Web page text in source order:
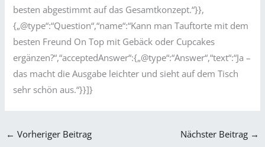
besten abgestimmt auf das Gesamtkonzept.“}},
{„@type“:“Question“,“name“:“Kann man Tauftorte mit dem
besten Freund On Top mit Gebäck oder Cupcakes
ergänzen?“,“acceptedAnswer“:{„@type“:“Answer“,“text“:“Ja –
das macht die Ausgabe leichter und sieht auf dem Tisch
sehr schön aus.“}}]}
← Vorheriger Beitrag Nächster Beitrag →